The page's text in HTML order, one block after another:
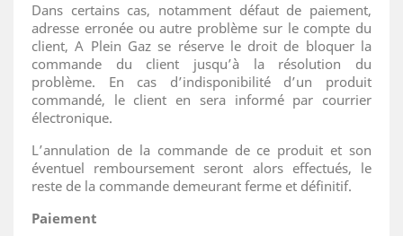
Dans certains cas, notamment défaut de paiement,
adresse erronée ou autre problème sur le compte du
client, A Plein Gaz se réserve le droit de bloquer la
commande du client jusqu’à la résolution du
problème. En cas d’indisponibilité d’un produit
commandé, le client en sera informé par courrier
électronique.
L’annulation de la commande de ce produit et son
éventuel remboursement seront alors effectués, le
reste de la commande demeurant ferme et définitif.
Paiement